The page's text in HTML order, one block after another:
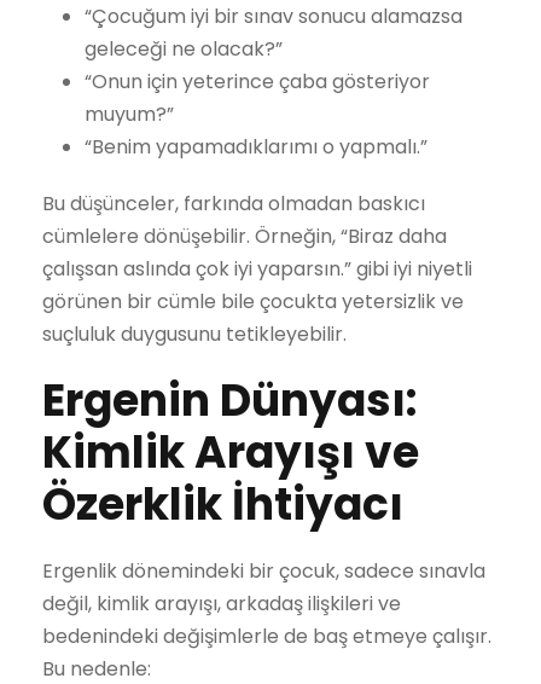
“Çocuğum iyi bir sınav sonucu alamazsa
geleceği ne olacak?”
“Onun için yeterince çaba gösteriyor
muyum?”
“Benim yapamadıklarımı o yapmalı.”
Bu düşünceler, farkında olmadan baskıcı
cümlelere dönüşebilir. Örneğin, “Biraz daha
çalışsan aslında çok iyi yaparsın.” gibi iyi niyetli
görünen bir cümle bile çocukta yetersizlik ve
suçluluk duygusunu tetikleyebilir.
Ergenin Dünyası:
Kimlik Arayışı ve
Özerklik İhtiyacı
Ergenlik dönemindeki bir çocuk, sadece sınavla
değil, kimlik arayışı, arkadaş ilişkileri ve
bedenindeki değişimlerle de baş etmeye çalışır.
Bu nedenle: